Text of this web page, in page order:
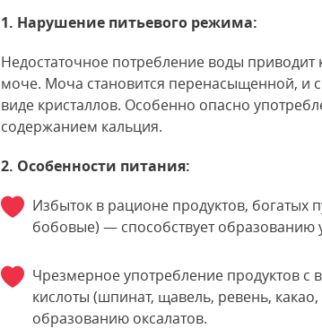
1. Нарушение питьевого режима:
Недостаточное потребление воды
моче. Моча становится перенасыщенной, и
виде кристаллов. Особенно опасно
содержанием кальция.
2. Особенности питания:
Избыток в рационе продуктов, богатых
бобовые) — способствует образованию
Чрезмерное употребление продуктов
кислоты (шпинат, щавель, ревень,
образованию оксалатов.